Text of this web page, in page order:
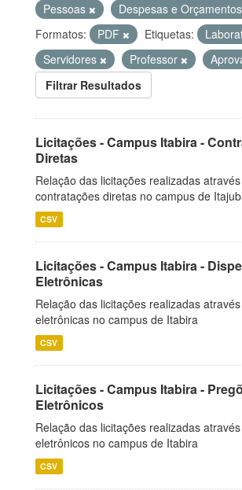
Pessoas
Despesas e Orçamentos
Formatos:
PDF Etiquetas:
Servidores
Professor
Filtrar Resultados
Licitações - Campus Itabira -
Diretas
Relação das licitações realizadas
contratações diretas no campus de
CSV
Licitações - Campus Itabira -
Eletrônicas
Relação das licitações realizadas
eletrônicas no campus de Itabira
CSV
Licitações - Campus Itabira -
Eletrônicos
Relação das licitações realizadas
eletrônicos no campus de Itabira
CSV